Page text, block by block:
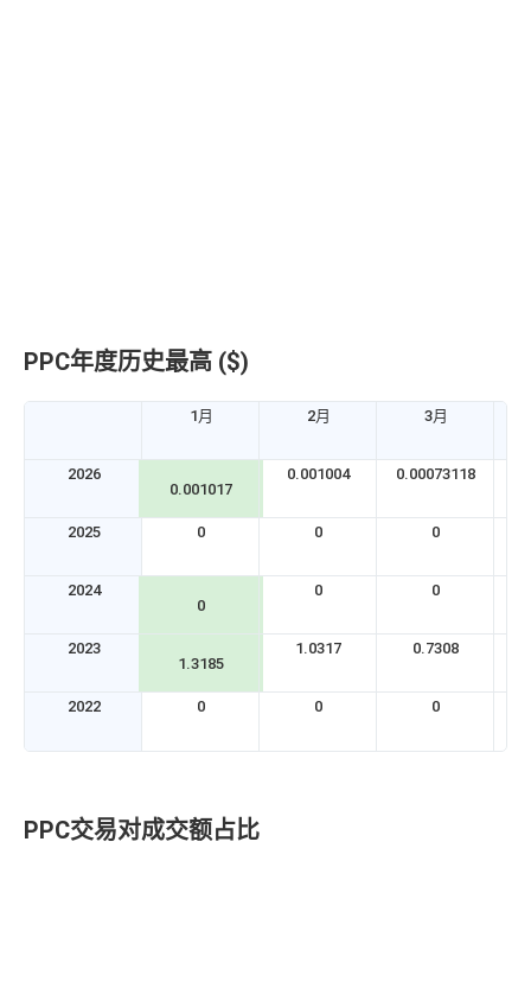
PPC年度历史最高 ($)
1月 2月 3月
2026
0.001017
0.001004 0.00073118
2025 0 0 0
2024
0
0 0
2023
1.3185
1.0317 0.7308
2022 0 0 0
PPC交易对成交额占比